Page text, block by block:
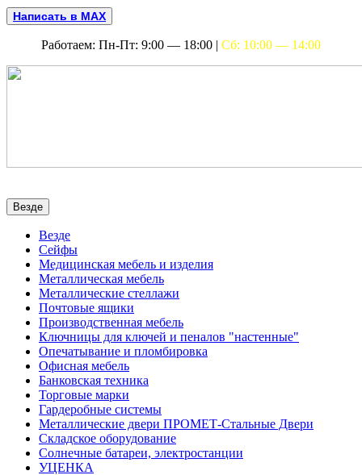
Написать в MAX
Работаем: Пн-Пт: 9:00 — 18:00 | Сб: 10:00 — 14:00
Везде
Везде
Сейфы
Медицинская мебель и изделия
Металлическая мебель
Металлические стеллажи
Почтовые ящики
Производственная мебель
Ключницы для ключей и пеналов "настенные"
Опечатывание и пломбировка
Офисная мебель
Банковская техника
Торговые марки
Гардеробные системы
Металлические двери ПРОМЕТ-Стальные Двери
Складское оборудование
Солнечные батареи, электростанции
УЦЕНКА